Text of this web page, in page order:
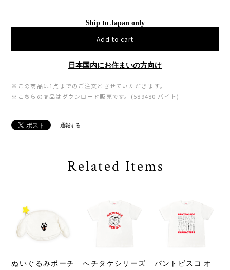
Ship to Japan only
Add to cart
日本国内にお住まいの方向け
※この商品は1点までのご注文とさせていただきます。
※こちらの商品はダウンロード販売です。(589480 バイト)
通報する
Related Items
ぬいぐるみポーチ へチタケシリーズ パントビスコ オ